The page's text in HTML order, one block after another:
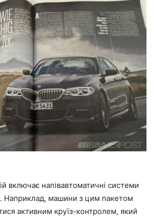
включає напівавтоматичні системи
Наприклад, машини з цим пакетом
активним круїз-контролем, який